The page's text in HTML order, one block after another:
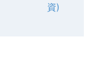
資)